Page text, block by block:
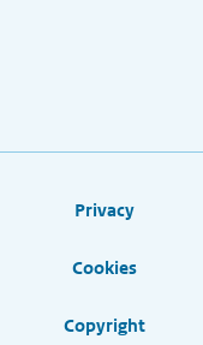
Privacy
Cookies
Copyright